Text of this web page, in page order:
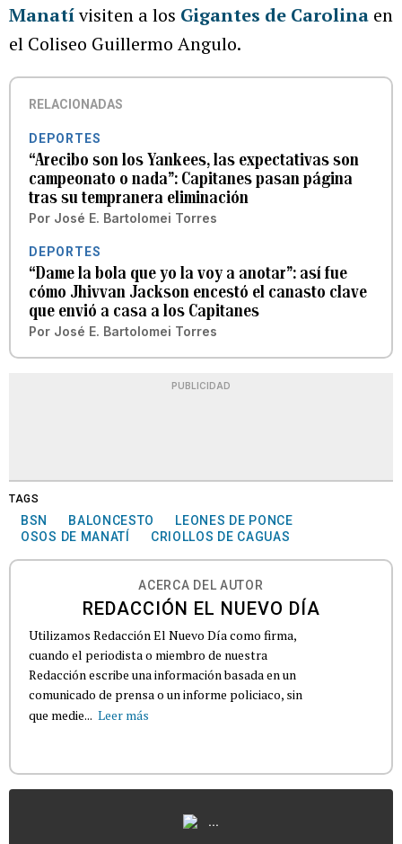
Manatívisiten a los Gigantes de Carolina en
el Coliseo Guillermo Angulo.
RELACIONADAS
DEPORTES
“Arecibo son los Yankees, las expectativas son
campeonato o nada”: Capitanes pasan página
tras su tempranera eliminación
Por José E. Bartolomei Torres
DEPORTES
“Dame la bola que yo la voy a anotar”: así fue
cómo Jhivvan Jackson encestó el canasto clave
que envió a casa a los Capitanes
Por José E. Bartolomei Torres
PUBLICIDAD
TAGS
BSN BALONCESTO
LEONES DE PONCE
OSOS DE MANATÍ
CRIOLLOS DE CAGUAS
ACERCA DEL AUTOR
REDACCIÓN EL NUEVO DÍA
Utilizamos Redacción El Nuevo Día como firma,
cuando el periodista o miembro de nuestra
Redacción escribe una información basada en un
comunicado de prensa o un informe policiaco, sin
que medie... Leer más
...